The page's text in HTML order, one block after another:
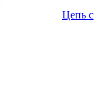
Цепь с